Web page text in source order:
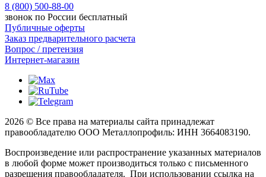
8 (800) 500-88-00
звонок по России бесплатный
Публичные оферты
Заказ предварительного расчета
Вопрос / претензия
Интернет-магазин
2026 © Все права на материалы сайта принадлежат
правообладателю ООО Металлопрофиль: ИНН 3664083190.
Воспроизведение или распространение указанных материалов
в любой форме может производиться только с письменного
разрешения правообладателя. При использовании ссылка на